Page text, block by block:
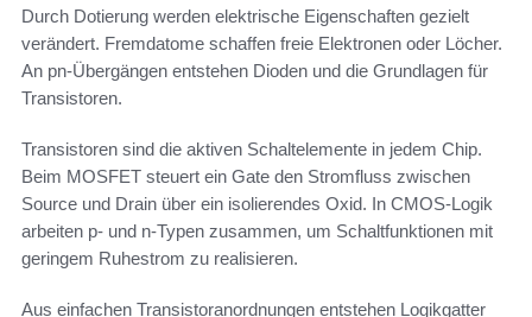
Durch Dotierung werden elektrische Eigenschaften gezielt
verändert. Fremdatome schaffen freie Elektronen oder Löcher.
An pn-Übergängen entstehen Dioden und die Grundlagen für
Transistoren.
Transistoren sind die aktiven Schaltelemente in jedem Chip.
Beim MOSFET steuert ein Gate den Stromfluss zwischen
Source und Drain über ein isolierendes Oxid. In CMOS-Logik
arbeiten p- und n-Typen zusammen, um Schaltfunktionen mit
geringem Ruhestrom zu realisieren.
Aus einfachen Transistoranordnungen entstehen Logikgatter